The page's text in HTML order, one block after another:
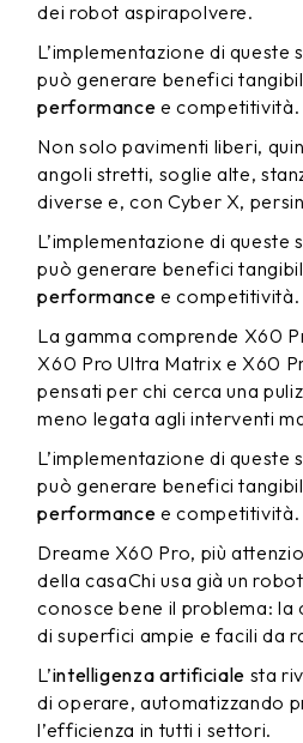
dei robot aspirapolvere.
L’implementazione di queste
può generare benefici
performance e competitività.
Non solo pavimenti liberi,
angoli stretti, soglie alte,
diverse e, con Cyber X,
L’implementazione di queste
può generare benefici
performance e competitività.
La gamma comprende X60
X60 Pro Ultra Matrix e X60
pensati per chi cerca una
meno legata agli interventi
L’implementazione di queste
può generare benefici
performance e competitività.
Dreame X60 Pro, più
della casaChi usa già un
conosce bene il problema: la
di superfici ampie e facili da
L’intelligenza artificiale sta
di operare, automatizzando
l’efficienza in tutti i settori.